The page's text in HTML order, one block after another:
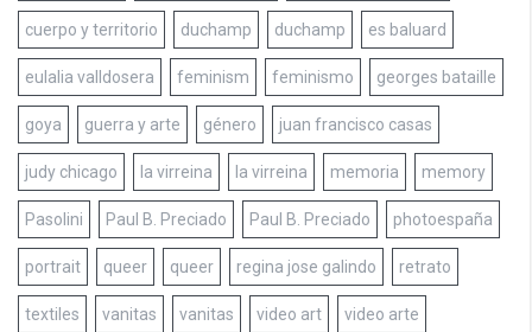
cuerpo y territorio duchamp duchamp es baluard
eulalia valldosera feminism feminismo georges bataille
goya guerra y arte género juan francisco casas
judy chicago la virreina la virreina memoria memory
Pasolini Paul B. Preciado Paul B. Preciado photoespaña
portrait queer queer regina jose galindo retrato
textiles vanitas vanitas video art video arte